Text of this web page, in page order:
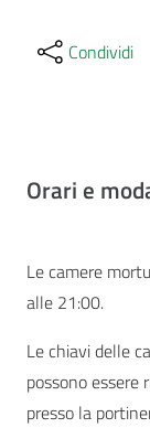
Condividi
Orari e
Le camere
alle 21:00.
Le chiavi delle
possono essere
presso la